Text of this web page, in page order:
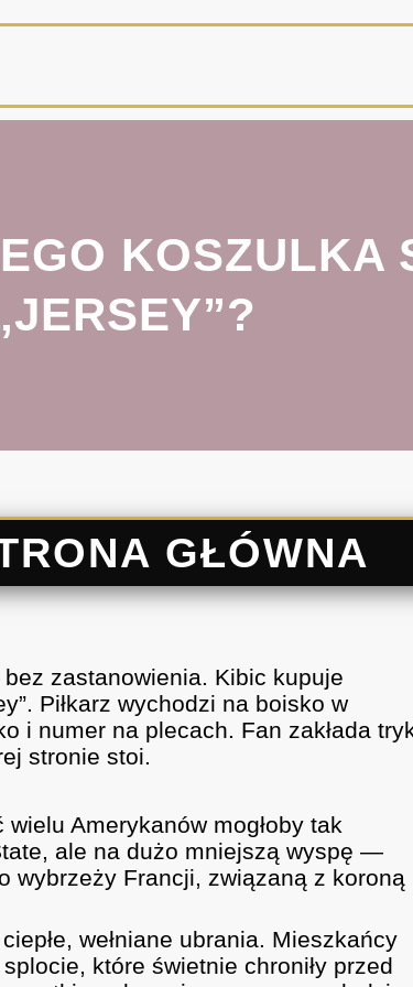
KOSZULKA
GŁÓWNA
zastanowienia. Kibic kupuje
Piłkarz wychodzi na boisko w
i numer na plecach. Fan zakłada
stronie stoi.
Amerykanów mogłoby tak
ale na dużo mniejszą wyspę —
wybrzeży Francji, związaną z koroną
wełniane ubrania. Mieszkańcy
które świetnie chroniły przed